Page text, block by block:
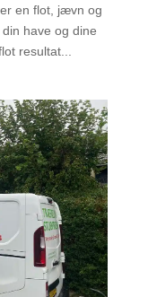
en flot, jævn og
have og dine
resultat...